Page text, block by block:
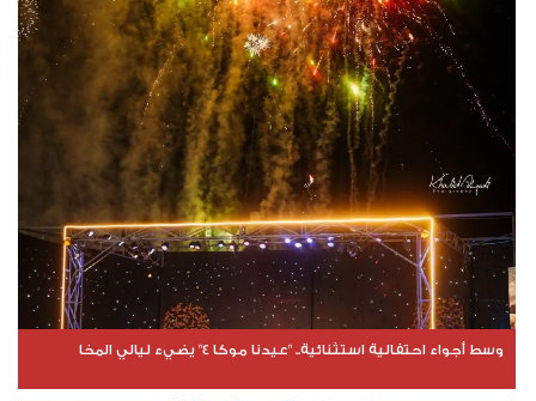
وسط أجواء احتفالية استثنائية.. "عيدنا موكا 4" يضيء ليالي المخا